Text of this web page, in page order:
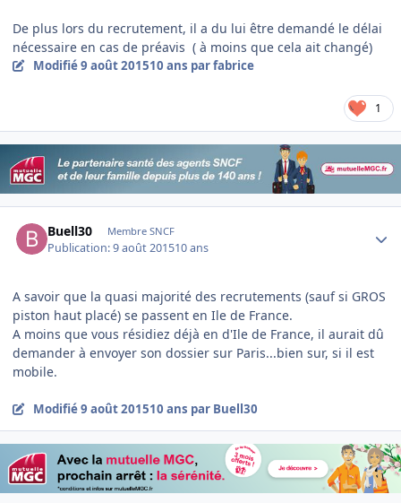
De plus lors du recrutement, il a du lui être demandé le délai
nécessaire en cas de préavis ( à moins que cela ait changé)
Modifié9 août 201510 ans par fabrice
1
Buell30 Membre SNCF
Publication:9 août 201510 ans
A savoir que la quasi majorité des recrutements (sauf si GROS
piston haut placé) se passent en Ile de France.
A moins que vous résidiez déjà en d'Ile de France, il aurait dû
demander à envoyer son dossier sur Paris...bien sur, si il est
mobile.
Modifié9 août 201510 ans par Buell30